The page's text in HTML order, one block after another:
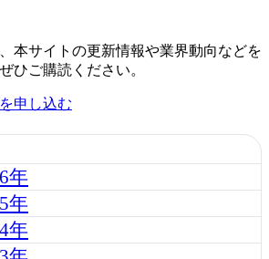
本サイトの更新情報や業界動向などを
ひご購読ください。
申し込む
年
年
年